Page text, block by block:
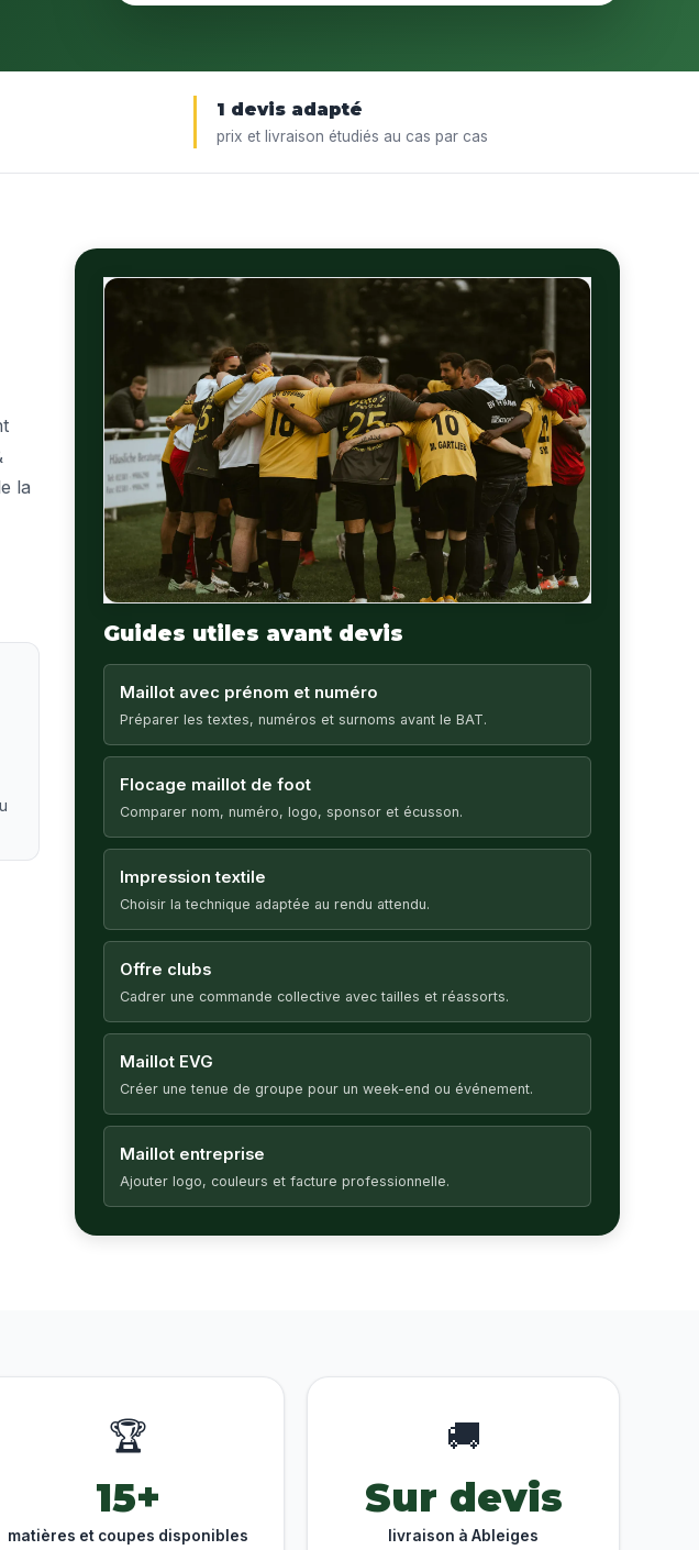
1 devis adapté
prix et livraison étudiés au cas par cas
la
Guides utiles avant devis
Maillot avec prénom et numéro
Préparer les textes, numéros et surnoms avant le BAT.
Flocage maillot de foot
Comparer nom, numéro, logo, sponsor et écusson.
Impression textile
Choisir la technique adaptée au rendu attendu.
Offre clubs
Cadrer une commande collective avec tailles et réassorts.
Maillot EVG
Créer une tenue de groupe pour un week-end ou événement.
Maillot entreprise
Ajouter logo, couleurs et facture professionnelle.
🏆
15+
matières et coupes disponibles
🚚
Sur devis
livraison à Ableiges